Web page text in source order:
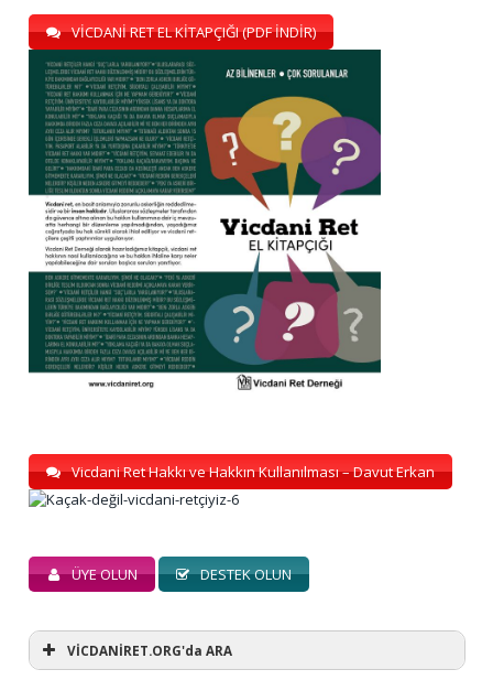
VİCDANİ RET EL KİTAPÇIĞI (PDF İNDİR)
Vicdani Ret Hakkı ve Hakkın Kullanılması – Davut Erkan
ÜYE OLUN DESTEK OLUN
VİCDANİRET.ORG'da ARA